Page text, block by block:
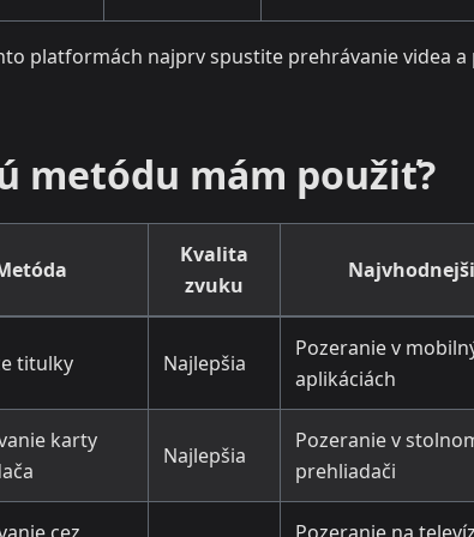
platformách najprv spustite prehrávanie videa
metódu mám použiť?
Kvalita
zvuku
titulky Najlepšia
Pozeranie v
aplikáciách
karty
Najlepšia
Pozeranie v
prehliadači